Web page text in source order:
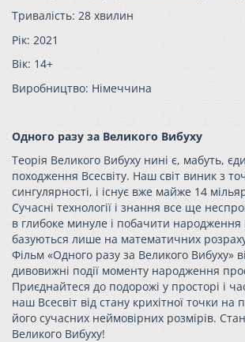
Тривалість: 28 хвилин
Рік: 2021
Вік: 14+
Виробництво: Німеччина
Одного разу за Великого Вибуху
Теорія Великого Вибуху нині є, мабуть,
походження Всесвіту. Наш світ виник з
сингулярності, і існує вже майже 14
Сучасні технології і знання все ще
в глибоке минуле і побачити народження
базуються лише на математичних
Фільм «Одного разу за Великого Вибуху»
дивовижні події моменту народження
Приєднайтеся до подорожі у просторі і
наш Всесвіт від стану крихітної точки на
його сучасних неймовірних розмірів.
Великого Вибуху!